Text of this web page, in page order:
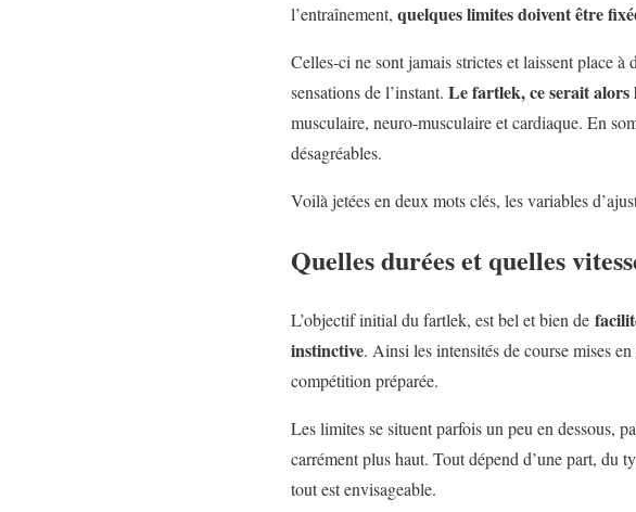
l’entraînement, quelques limites doivent être
Celles-ci ne sont jamais strictes et laissent place
sensations de l’instant. Le fartlek, ce serait alors
musculaire, neuro-musculaire et cardiaque. En
désagréables.
Voilà jetées en deux mots clés, les variables
Quelles durées et quelles
L’objectif initial du fartlek, est bel et bien de
instinctive. Ainsi les intensités de course mises
compétition préparée.
Les limites se situent parfois un peu en dessous,
carrément plus haut. Tout dépend d’une part,
tout est envisageable.